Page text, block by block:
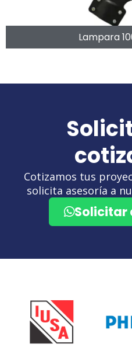
Lampara
Cotizamos tus
solicita asesoría a
Solicitar